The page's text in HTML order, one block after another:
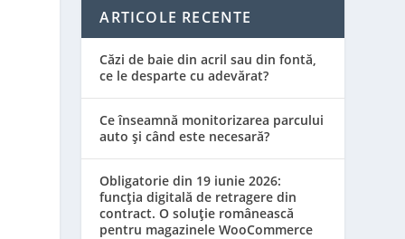
ARTICOLE RECENTE
Căzi de baie din acril sau din fontă,
ce le desparte cu adevărat?
Ce înseamnă monitorizarea parcului
auto și când este necesară?
Obligatorie din 19 iunie 2026:
funcția digitală de retragere din
contract. O soluție românească
pentru magazinele WooCommerce